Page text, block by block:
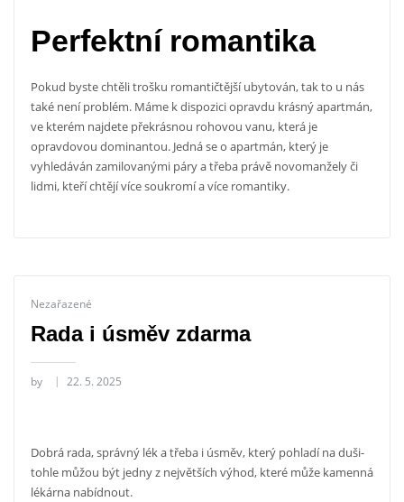
Perfektní romantika
Pokud byste chtěli trošku romantičtější ubytován, tak to u nás
také není problém. Máme k dispozici opravdu krásný apartmán,
ve kterém najdete překrásnou rohovou vanu, která je
opravdovou dominantou. Jedná se o apartmán, který je
vyhledáván zamilovanými páry a třeba právě novomanžely či
lidmi, kteří chtějí více soukromí a více romantiky.
Nezařazené
Rada i úsměv zdarma
by 22. 5. 2025
Dobrá rada, správný lék a třeba i úsměv, který pohladí na duši-
tohle můžou být jedny z největších výhod, které může kamenná
lékárnanabídnout.